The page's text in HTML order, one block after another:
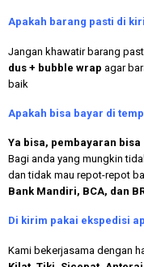
Apakah barang pasti di
Jangan khawatir barang
dus + bubble wrap agar
baik
Apakah bisa bayar di
Ya bisa, pembayaran
Bagi anda yang mungkin
dan tidak mau repot-repot
Bank Mandiri, BCA, dan
Di kirim pakai ekspedisi
Kami bekerjasama dengan